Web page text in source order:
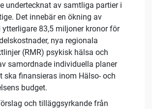
undertecknat av samtliga partier i
Det innebär en ökning av
ytterligare 83,5 miljoner kronor för
nya regionala
(RMR) psykisk hälsa och
samordnade individuella planer
ska finansieras inom Hälso- och
budget.
och tilläggsyrkande från